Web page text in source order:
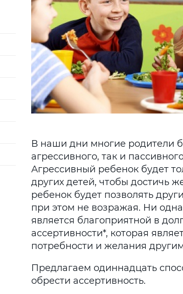
В наши дни многие родители
агрессивного, так и
Агрессивный ребенок будет
других детей, чтобы достичь
ребенок будет позволять
при этом не возражая. Ни
является благоприятной в
ассертивности*, которая
потребности и желания
Предлагаем одиннадцать
обрести ассертивность.